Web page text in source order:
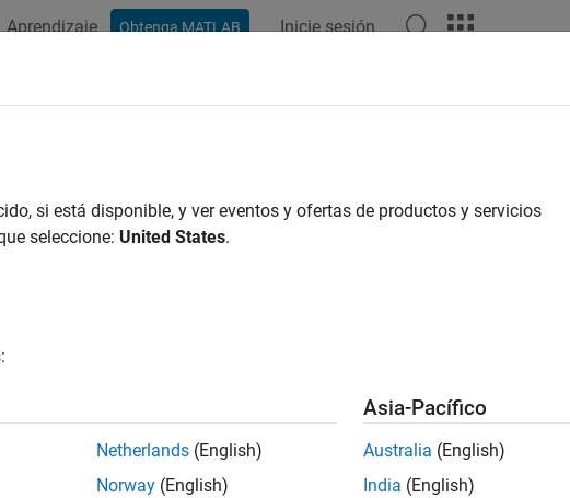
Aprendizaje Obtenga MATLAB Inicie sesión
How useful was this information?
si está disponible, y ver eventos y ofertas de productos y servicios
seleccione: United States.
Netherlands (English)
Norway (English)
Asia-Pacífico
Australia (English)
India (English)